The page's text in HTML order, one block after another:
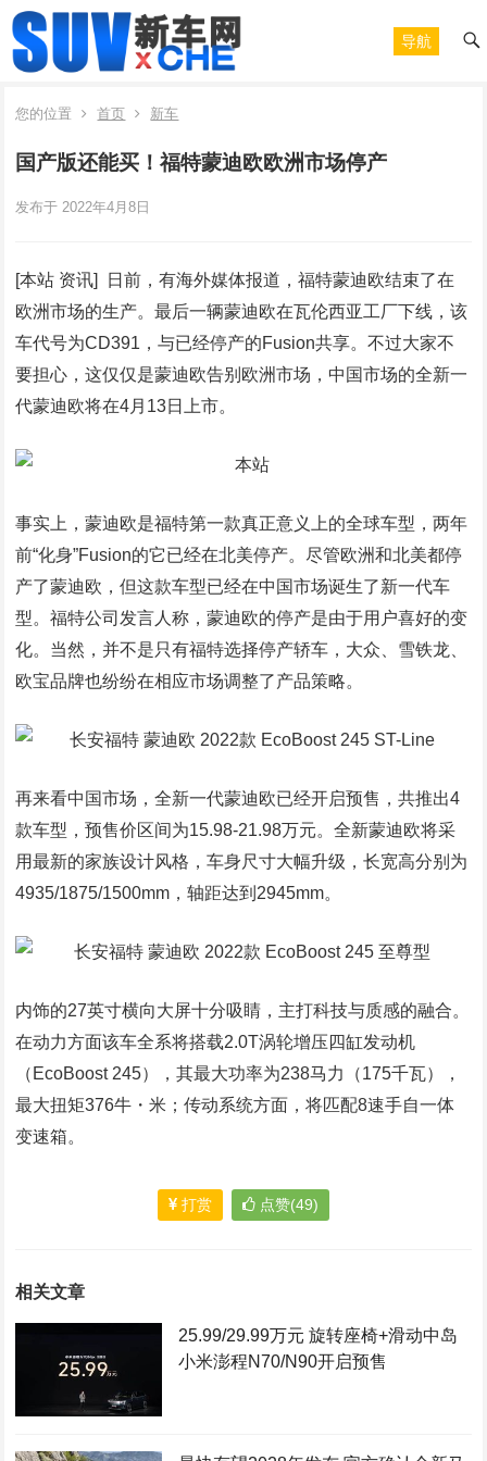
导航
您的位置 首页 新车
国产版还能买！福特蒙迪欧欧洲市场停产
发布于 2022年4月8日
[本站 资讯] 日前，有海外媒体报道，福特蒙迪欧结束了在
欧洲市场的生产。最后一辆蒙迪欧在瓦伦西亚工厂下线，该
车代号为CD391，与已经停产的Fusion共享。不过大家不
要担心，这仅仅是蒙迪欧告别欧洲市场，中国市场的全新一
代蒙迪欧将在4月13日上市。
事实上，蒙迪欧是福特第一款真正意义上的全球车型，两年
前“化身”Fusion的它已经在北美停产。尽管欧洲和北美都停
产了蒙迪欧，但这款车型已经在中国市场诞生了新一代车
型。福特公司发言人称，蒙迪欧的停产是由于用户喜好的变
化。当然，并不是只有福特选择停产轿车，大众、雪铁龙、
欧宝品牌也纷纷在相应市场调整了产品策略。
再来看中国市场，全新一代蒙迪欧已经开启预售，共推出4
款车型，预售价区间为15.98-21.98万元。全新蒙迪欧将采
用最新的家族设计风格，车身尺寸大幅升级，长宽高分别为
4935/1875/1500mm，轴距达到2945mm。
内饰的27英寸横向大屏十分吸睛，主打科技与质感的融合。
在动力方面该车全系将搭载2.0T涡轮增压四缸发动机
（EcoBoost 245），其最大功率为238马力（175千瓦），
最大扭矩376牛・米；传动系统方面，将匹配8速手自一体
变速箱。
打赏 点赞(49)
相关文章
25.99/29.99万元 旋转座椅+滑动中岛
小米澎程N70/N90开启预售